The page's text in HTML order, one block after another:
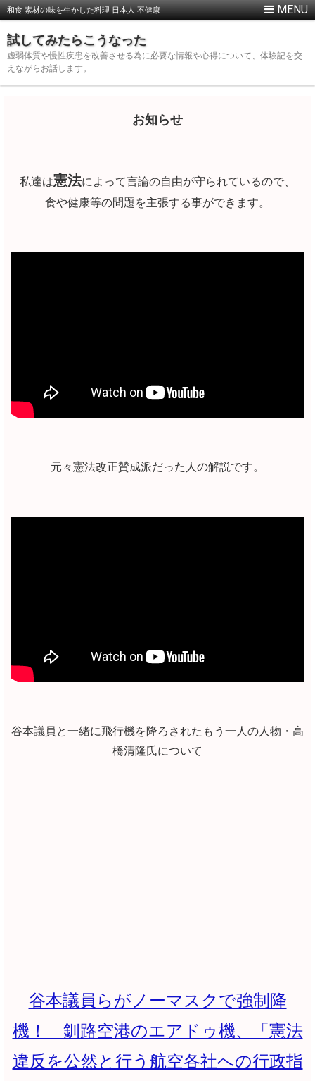
和食 素材の味を生かした料理 日本人 不健康
試してみたらこうなった
虚弱体質や慢性疾患を改善させる為に必要な情報や心得について、体験記を交
えながらお話します。
お知らせ
私達は憲法によって言論の自由が守られているので、
食や健康等の問題を主張する事ができます。
元々憲法改正賛成派だった人の解説です。
谷本議員と一緒に飛行機を降ろされたもう一人の人物・高
橋清隆氏について
谷本議員らがノーマスクで強制降
機！ 釧路空港のエアドゥ機、「憲法
違反を公然と行う航空各社への行政指